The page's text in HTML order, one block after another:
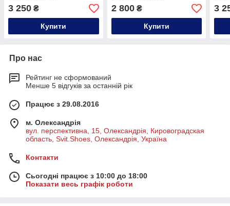
3 250 ₴
Купити
2 800₴
Купити
3
Про нас
Рейтинг не сформований
Менше 5 відгуків за останній рік
Працює з 29.08.2016
м. Олександрія
вул. перспективна, 15, Олександрія, Кировоградская
область, Svit.Shoes, Олександрія, Україна
Контакти
Сьогодні працює з 10:00 до 18:00
Показати весь графік роботи